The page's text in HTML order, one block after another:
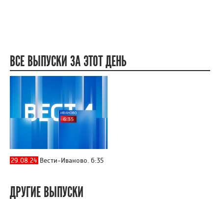
ВСЕ ВЫПУСКИ ЗА ЭТОТ ДЕНЬ
29.08.24 Вести-Иваново. 6:35
ДРУГИЕ ВЫПУСКИ